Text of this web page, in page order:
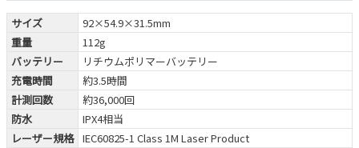
サイズ
92×54.9×31.5mm
重量
112g
バッテリー
リチウムポリマーバッテリー
充電時間
約3.5時間
計測回数
約36,000回
防水
IPX4相当
レーザー規格 IEC60825-1 Class 1M Laser Product